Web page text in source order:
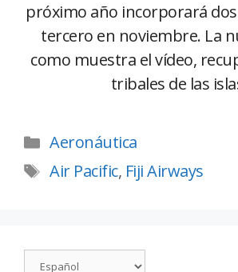
próximo año incorporará
tercero en noviembre. La
como muestra el vídeo,
tribales de las
Aeronáutica
Air Pacific, Fiji Airways